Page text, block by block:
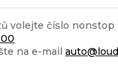
volejte číslo
na e-mail